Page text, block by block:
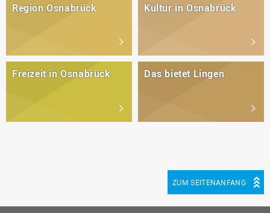
Region Osnabrück Kultur in Osnabrück
Freizeit in Osnabrück Das bietet Lingen
ZUM SEITENANFANG